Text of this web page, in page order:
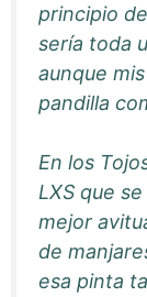
principio
sería toda
aunque
pandilla
En los
LXS que
mejor
de
esa pinta